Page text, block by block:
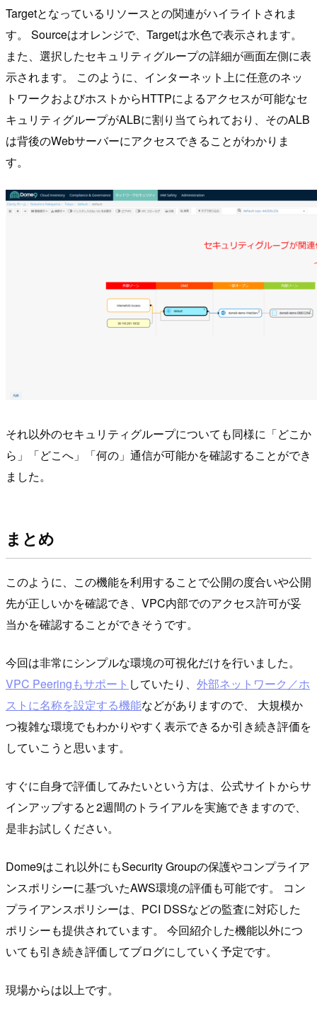
Targetとなっているリソースとの関連がハイライトされま
す。 Sourceはオレンジで、Targetは水色で表示されます。
また、選択したセキュリティグループの詳細が画面左側に表
示されます。 このように、インターネット上に任意のネッ
トワークおよびホストからHTTPによるアクセスが可能なセ
キュリティグループがALBに割り当てられており、そのALB
は背後のWebサーバーにアクセスできることがわかりま
す。
それ以外のセキュリティグループについても同様に「どこか
ら」「どこへ」「何の」通信が可能かを確認することができ
ました。
まとめ
このように、この機能を利用することで公開の度合いや公開
先が正しいかを確認でき、VPC内部でのアクセス許可が妥
当かを確認することができそうです。
今回は非常にシンプルな環境の可視化だけを行いました。
VPC Peeringもサポート していたり、 外部ネットワーク／ホ
ストに名称を設定する機能などがありますので、 大規模か
つ複雑な環境でもわかりやすく表示できるか引き続き評価を
していこうと思います。
すぐに自身で評価してみたいという方は、公式サイトからサ
インアップすると2週間のトライアルを実施できますので、
是非お試しください。
Dome9はこれ以外にもSecurity Groupの保護やコンプライア
ンスポリシーに基づいたAWS環境の評価も可能です。 コン
プライアンスポリシーは、PCI DSSなどの監査に対応した
ポリシーも提供されています。 今回紹介した機能以外につ
いても引き続き評価してブログにしていく予定です。
現場からは以上です。